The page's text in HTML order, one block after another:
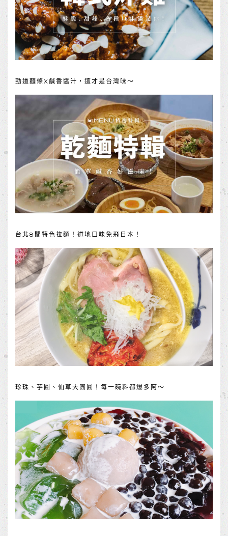
勁道麵條X鹹香醬汁，這才是台灣味～
台北8間特色拉麵！道地口味免飛日本！
珍珠、芋圓、仙草大團圓！每一碗料都爆多阿～